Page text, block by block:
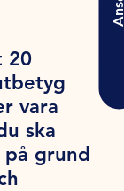
20
vara
ska
grund